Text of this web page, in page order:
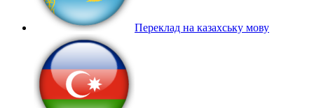
Переклад на казахську мову